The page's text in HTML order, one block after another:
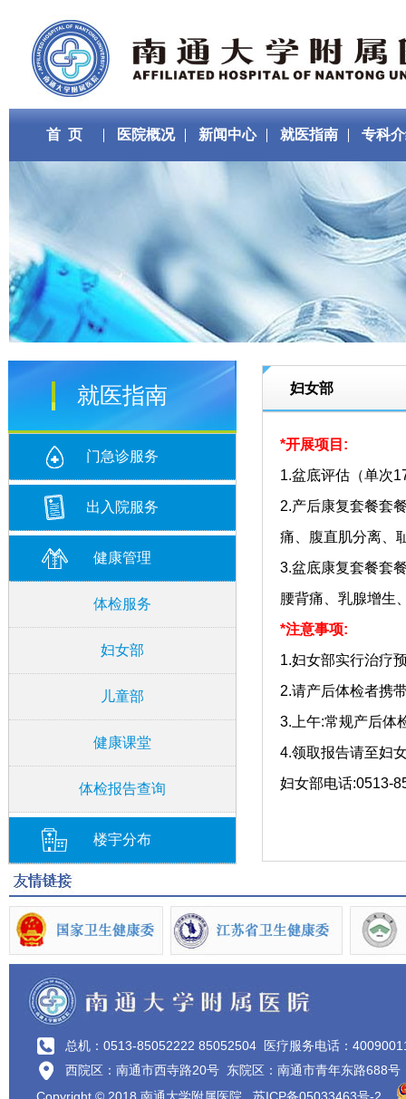
首 页 医院概况 新闻中心 就医指南 专科
就医指南
门急诊服务
出入院服务
健康管理
体检服务
妇女部
儿童部
健康课堂
体检报告查询
楼宇分布
妇女部
*开展项目:
1.盆底评估（单次
2.产后康复套餐套
痛、腹直肌分离、
3.盆底康复套餐套
腰背痛、乳腺增生
*注意事项:
1.妇女部实行治疗
2.请产后体检者携
3.上午:常规产后体
4.领取报告请至妇
妇女部电话:0513-
总机：0513-85052222 85052504 医疗服务电话：
西院区：南通市西寺路20号 东院区：南通市青年东路688号